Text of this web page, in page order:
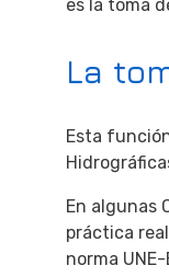
es la toma
La
Esta
En algunas
práctica
norma UNE-